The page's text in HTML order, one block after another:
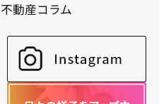
不動産コラム